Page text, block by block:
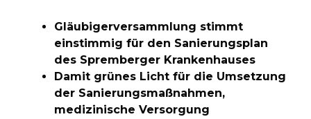
Gläubigerversammlung stimmt
einstimmig für den Sanierungsplan
des Spremberger Krankenhauses
Damit grünes Licht für die Umsetzung
der Sanierungsmaßnahmen,
medizinische Versorgung